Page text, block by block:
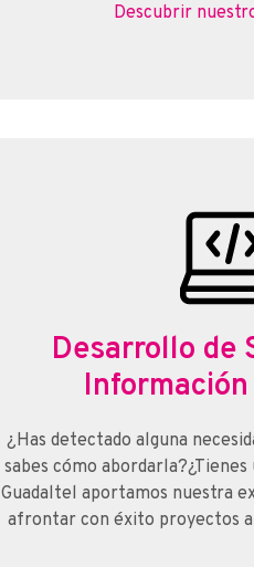
Descubrir
Desarrollo de
¿Has detectado alguna
sabes cómo
Guadaltel aportamos nuestra
afrontar con éxito proyectos